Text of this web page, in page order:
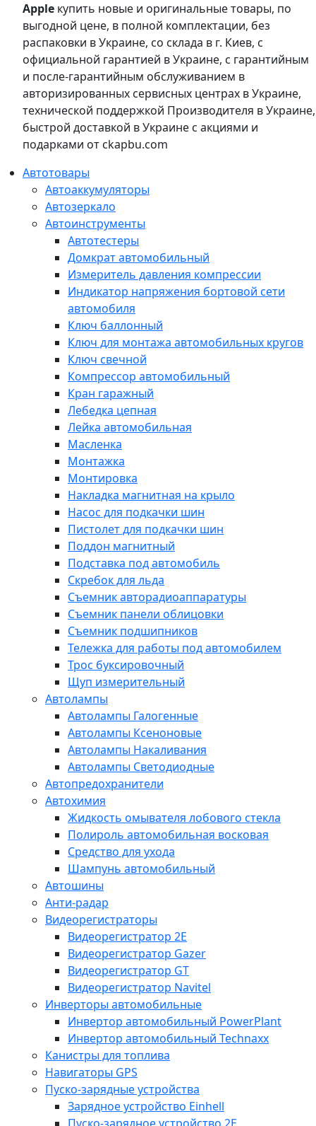
Apple купить новые и оригинальные товары, по
выгодной цене, в полной комплектации, без
распаковки в Украине, со склада в г. Киев, с
официальной гарантией в Украине, с гарантийным
и после-гарантийным обслуживанием в
авторизированных сервисных центрах в Украине,
технической поддержкой Производителя в Украине,
быстрой доставкой в Украине с акциями и
подарками от ckapbu.com
Автотовары
Автоаккумуляторы
Автозеркало
Автоинструменты
Автотестеры
Домкрат автомобильный
Измеритель давления компрессии
Индикатор напряжения бортовой сети
автомобиля
Ключ баллонный
Ключ для монтажа автомобильных кругов
Ключ свечной
Компрессор автомобильный
Кран гаражный
Лебедка цепная
Лейка автомобильная
Масленка
Монтажка
Монтировка
Накладка магнитная на крыло
Насос для подкачки шин
Пистолет для подкачки шин
Поддон магнитный
Подставка под автомобиль
Скребок для льда
Съемник авторадиоаппаратуры
Съемник панели облицовки
Съемник подшипников
Тележка для работы под автомобилем
Трос буксировочный
Щуп измерительный
Автолампы
Автолампы Галогенные
Автолампы Ксеноновые
Автолампы Накаливания
Автолампы Светодиодные
Автопредохранители
Автохимия
Жидкость омывателя лобового стекла
Полироль автомобильная восковая
Средство для ухода
Шампунь автомобильный
Автошины
Анти-радар
Видеорегистраторы
Видеорегистратор 2E
Видеорегистратор Gazer
Видеорегистратор GT
Видеорегистратор Navitel
Инверторы автомобильные
Инвертор автомобильный PowerPlant
Инвертор автомобильный Technaxx
Канистры для топлива
Навигаторы GPS
Пуско-зарядные устройства
Зарядное устройство Einhell